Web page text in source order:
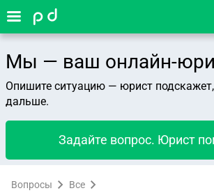
Мы — ваш онлайн-
Опишите ситуацию — юрист
дальше.
Задайте вопрос. Юрист
Вопросы Все